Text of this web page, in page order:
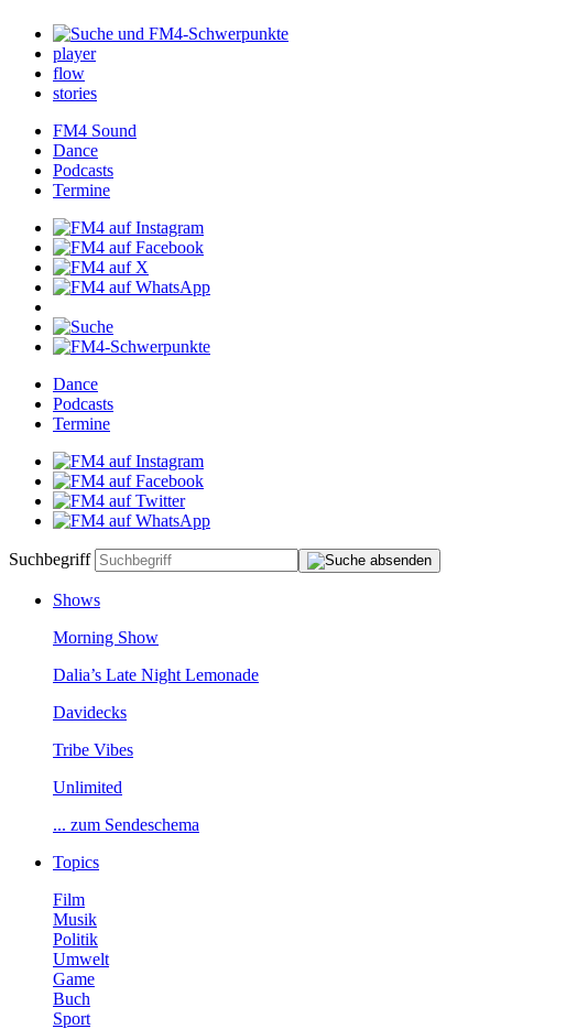
player
flow
stories
FM4Sound
Dance
Podcasts
Termine
Dance
Podcasts
Termine
Suchbegriff
Shows
MorningShow
Dalia’sLateNightLemonade
Davidecks
TribeVibes
Unlimited
...zumSendeschema
Topics
Film
Musik
Politik
Umwelt
Game
Buch
Sport